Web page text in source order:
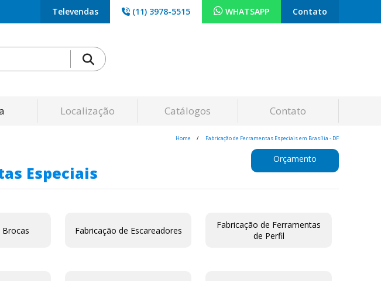
Contato
WHATSAPP
(11) 3978-5515
Televendas
Localização Catálogos Contato
Home Fabricação de Ferramentas Especiais em Brasília - DF
Especiais
Orçamento
Brocas Fabricação de Escareadores
Fabricação de Ferramentas
de Perfil